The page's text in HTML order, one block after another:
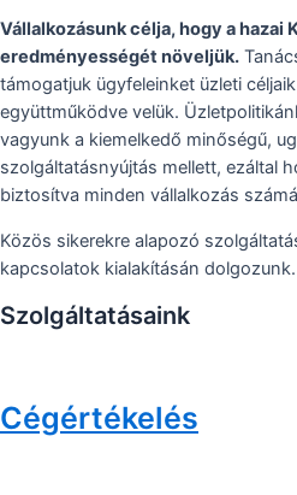
Vállalkozásunk célja, hogy a hazai
eredményességét növeljük.
támogatjuk ügyfeleinket üzleti
együttműködve velük.
vagyunk a kiemelkedő minőségű,
szolgáltatásnyújtás mellett, ezáltal
biztosítva minden vállalkozás
Közös sikerekre alapozó
kapcsolatok kialakításán dolgozunk.
Szolgáltatásaink
Cégértékelés